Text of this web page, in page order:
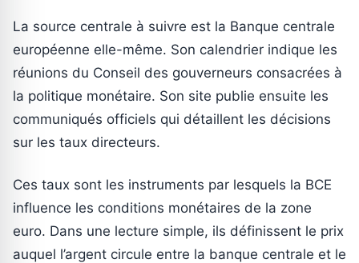
La source centrale à suivre est la Banque centrale
européenne elle-même. Son calendrier indique les
réunions du Conseil des gouverneurs consacrées à
la politique monétaire. Son site publie ensuite les
communiqués officiels qui détaillent les décisions
sur les taux directeurs.
Ces taux sont les instruments par lesquels la BCE
influence les conditions monétaires de la zone
euro. Dans une lecture simple, ils définissent le prix
auquel l’argent circule entre la banque centrale et le